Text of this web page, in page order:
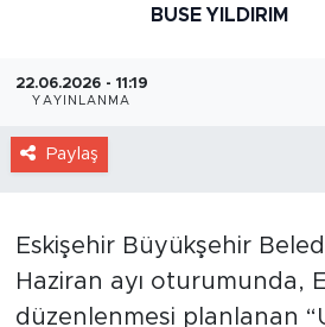
BUSE YILDIRIM
22.06.2026 - 11:19
YAYINLANMA
Paylaş
Eskişehir Büyükşehir
Haziran ayı oturumunda,
düzenlenmesi planlanan